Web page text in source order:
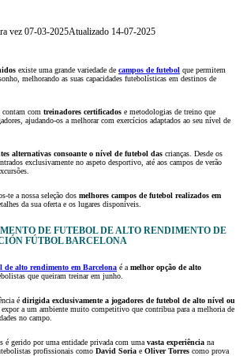
vez 07-03-2025Atualizado 14-07-2025
existe uma grande variedade de campos de futebol que permitem
melhorando as suas capacidades futebolísticas em destinos de
contam com treinadores certificados e metodologias de treino que
ajudando-os a melhorar com exercícios adaptados ao seu nível de
alternativas consoante o nível de futebol das crianças. Desde os
exclusivamente no aspeto desportivo, até aos campos de verão
te a nossa seleção dos melhores campos de futebol realizados em
da sua oferta e os lugares disponíveis.
DE FUTEBOL DE ALTO RENDIMENTO DE
FÚTBOL BARCELONA
de alto rendimento em Barcelona é amelhor opção de alto
que queiram treinar em junho.
é dirigida exclusivamente a jogadores de futebol de alto nível ou
a um ambiente muito competitivo que contribua para a melhoria de
no campo.
é gerido por uma entidade privada com umavasta experiência na
profissionais como David Soria e Oliver Torres como prova